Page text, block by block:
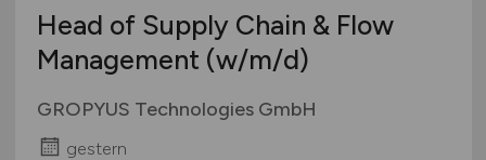
Head of Supply Chain & Flow
Management (w/m/d)
GROPYUS Technologies GmbH
gestern